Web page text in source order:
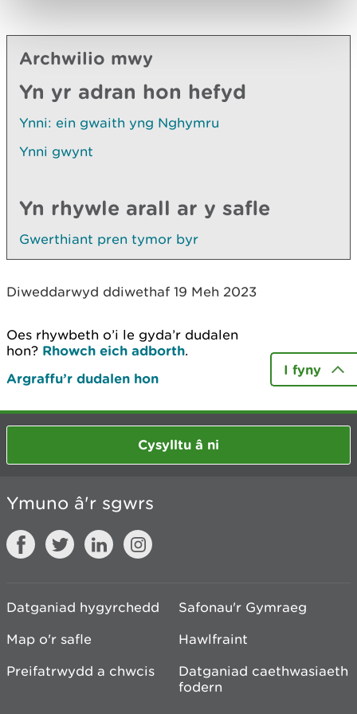
Archwilio mwy
Yn yr adran hon hefyd
Ynni: ein gwaith yng Nghymru
Ynni gwynt
Yn rhywle arall ar y safle
Gwerthiant pren tymor byr
Diweddarwyd ddiwethaf 19 Meh 2023
Oes rhywbeth o’i le gyda’r dudalen
hon? Rhowch eich adborth.
Argraffu’r dudalen hon
I fyny
Cysylltu â ni
Ymuno â'r sgwrs
Datganiad hygyrchedd
Safonau'r Gymraeg
Map o'r safle
Hawlfraint
Preifatrwydd a chwcis
Datganiad caethwasiaeth
fodern